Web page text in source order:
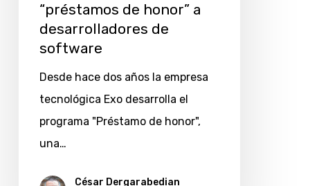
software
“préstamos de honor” a
desarrolladores de
software
Desde hace dos años la empresa
tecnológica Exo desarrolla el
programa "Préstamo de honor",
una…
César Dergarabedian